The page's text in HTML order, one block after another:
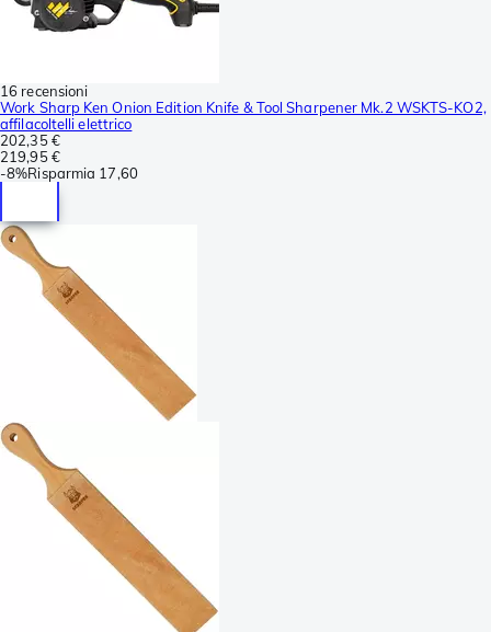
16 recensioni
Work Sharp Ken Onion Edition Knife & Tool Sharpener Mk.2 WSKTS-KO2,
affilacoltelli elettrico
202,35 €
219,95 €
-8%Risparmia 17,60